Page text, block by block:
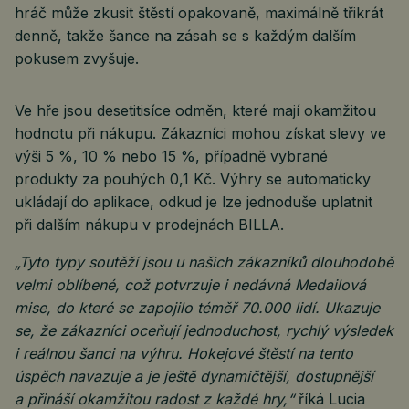
hráč může zkusit štěstí opakovaně, maximálně třikrát
denně, takže šance na zásah se s každým dalším
pokusem zvyšuje.
Ve hře jsou desetitisíce odměn, které mají okamžitou
hodnotu při nákupu. Zákazníci mohou získat slevy ve
výši 5 %, 10 % nebo 15 %, případně vybrané
produkty za pouhých 0,1 Kč. Výhry se automaticky
ukládají do aplikace, odkud je lze jednoduše uplatnit
při dalším nákupu v prodejnách BILLA.
„Tyto typy soutěží jsou u našich zákazníků dlouhodobě
velmi oblíbené, což potvrzuje i nedávná Medailová
mise, do které se zapojilo téměř 70.000 lidí. Ukazuje
se, že zákazníci oceňují jednoduchost, rychlý výsledek
i reálnou šanci na výhru. Hokejové štěstí na tento
úspěch navazuje a je ještě dynamičtější, dostupnější
a přináší okamžitou radost z každé hry,“říká Lucia